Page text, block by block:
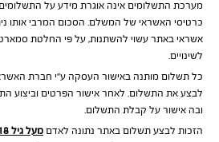
מערכת התשלומים אינה אוגרת מידע על
כרטיסי האשראי של המשלם. הסכום המרבי אותו
אשראי באתר עשוי להשתנות, על פי החלטת
לשינויים.
כל תשלום מותנה באישור העסקה ע”י חברת
לבצע את התשלום. לאחר אישור הפרטים וביצוע
ובה אישור על קבלת התשלום.
הזכות לבצע תשלום באתר נתונה לאדם מעל גיל 18